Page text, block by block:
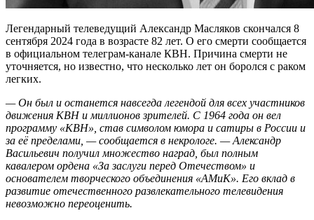
Легендарный телеведущий Александр Масляков скончался 8
сентября 2024 года в возрасте 82 лет. О его смерти сообщается
в официальном телеграм-канале КВН. Причина смерти не
уточняется, но известно, что несколько лет он боролся с раком
легких.
— Он был и останется навсегда легендой для всех участников
движения КВН и миллионов зрителей. С 1964 года он вел
программу «КВН», став символом юмора и сатиры в России и
за её пределами, — сообщается в некрологе. — Александр
Васильевич получил множество наград, был полным
кавалером ордена «За заслуги перед Отечеством» и
основателем творческого объединения «АМиК». Его вклад в
развитие отечественного развлекательного телевидения
невозможно переоценить.